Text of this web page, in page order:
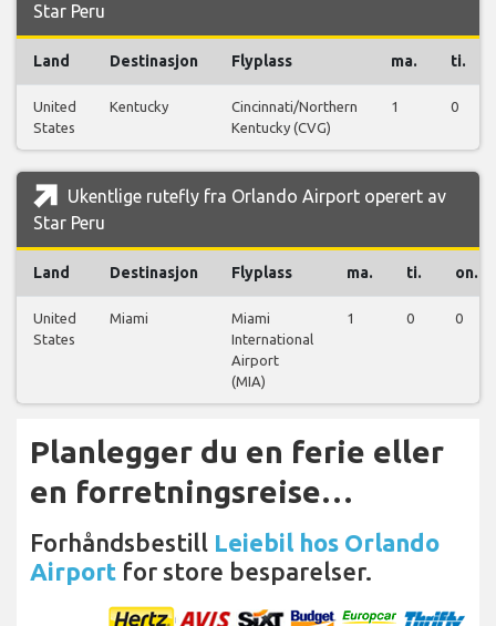
Star Peru
Land Destinasjon Flyplass ma. ti.
United
States
Kentucky
Cincinnati/Northern
Kentucky (CVG)
1 0
Ukentlige rutefly fra Orlando Airport operert av
Star Peru
Land Destinasjon Flyplass ma. ti. on.
United
States
Miami
Miami
International
Airport
(MIA)
1 0 0
Planlegger du en ferie eller
en forretningsreise…
Forhåndsbestill Leiebil hos Orlando
Airport for store besparelser.